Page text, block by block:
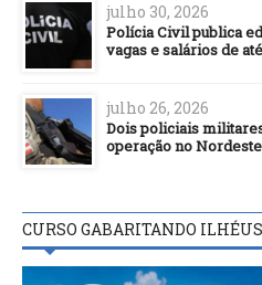
julho 30, 2026
Polícia Civil publica
vagas e salários de
julho 26, 2026
Dois policiais
operação no
CURSO GABARITANDO ILHÉUS